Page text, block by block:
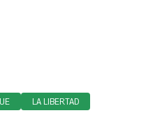
LA LIBERTAD